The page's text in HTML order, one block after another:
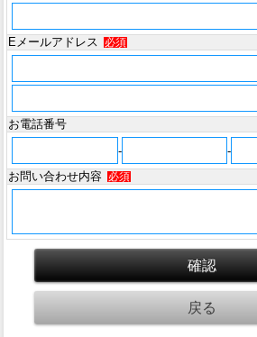
Eメールアドレス 必須
お電話番号
-
-
お問い合わせ内容
必須